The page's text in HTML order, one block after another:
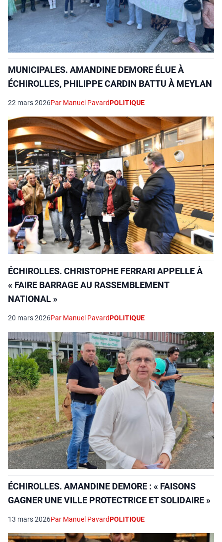
MUNICIPALES. AMANDINE DEMORE ÉLUE À
ÉCHIROLLES, PHILIPPE CARDIN BATTU À MEYLAN
22 mars 2026Par Manuel PavardPOLITIQUE
ÉCHIROLLES. CHRISTOPHE FERRARI APPELLE À
« FAIRE BARRAGE AU RASSEMBLEMENT
NATIONAL »
20 mars 2026Par Manuel PavardPOLITIQUE
ÉCHIROLLES. AMANDINE DEMORE : « FAISONS
GAGNER UNE VILLE PROTECTRICE ET SOLIDAIRE »
13 mars 2026Par Manuel PavardPOLITIQUE